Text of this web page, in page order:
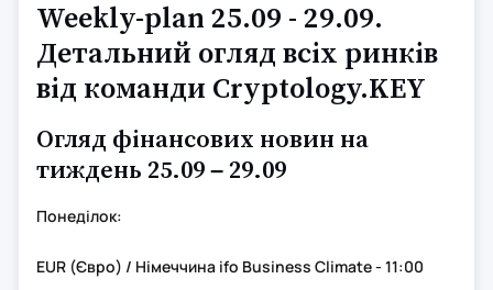
Weekly-plan 25.09 - 29.09.
Детальний огляд всіх ринків
від команди Cryptology.KEY
Огляд фінансових новин на
тиждень 25.09 – 29.09
Понеділок:
EUR (Євро) / Німеччина ifo Business Climate - 11:00